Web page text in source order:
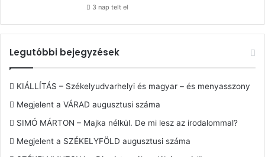
3 nap telt el
Legutóbbi bejegyzések
KIÁLLÍTÁS – Székelyudvarhelyi és magyar – és menyasszony
Megjelent a VÁRAD augusztusi száma
SIMÓ MÁRTON – Majka nélkül. De mi lesz az irodalommal?
Megjelent a SZÉKELYFÖLD augusztusi száma